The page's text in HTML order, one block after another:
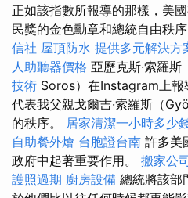
正如該指數所報導的那樣，美
民獎的金色勳章和總統自由秩序
信社 屋頂防水 提供多元解決方
人助聽器價格 亞歷克斯·索羅斯
技術 Soros）在Instagram上報
代表我父親戈爾吉·索羅斯（
的秩序。 居家清潔一小時多少
自助餐外燴 台胞證台南 許多美
政府中起著重要作用。 搬家公
護照過期 廚房設備 總統將該部